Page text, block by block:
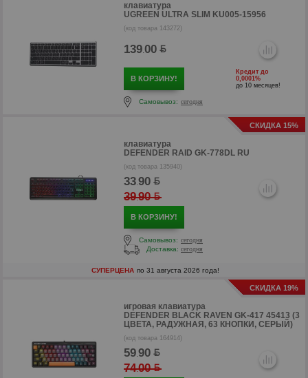
р
клавиатура
UGREEN ULTRA SLIM KU005-15956
(код товара 143272)
139.00
В КОРЗИНУ!
Кредит до
0,0001%
до 10 месяцев!
Самовывоз: сегодня
СКИДКА 15%
клавиатура
DEFENDER RAID GK-778DL RU
(код товара 135940)
33.90
39.90
В КОРЗИНУ!
Самовывоз: сегодня
Доставка: сегодня
СУПЕРЦЕНА по 31 августа 2026 года!
СКИДКА 19%
игровая клавиатура
DEFENDER BLACK RAVEN GK-417 45413 (3
ЦВЕТА, РАДУЖНАЯ, 63 КНОПКИ, СЕРЫЙ)
(код товара 164914)
59.90
74.00